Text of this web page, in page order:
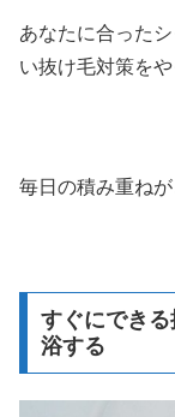
あなたに合った
い抜け毛対策を
毎日の積み重ねが
すぐにでき
浴する